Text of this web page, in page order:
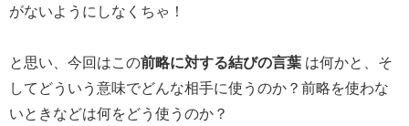
がないようにしなくちゃ！
と思い、今回はこの前略に対する結びの言葉 は何かと、そ
してどういう意味でどんな相手に使うのか？前略を使わな
いときなどは何をどう使うのか？